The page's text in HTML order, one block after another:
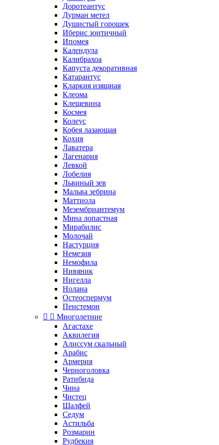
Доротеантус
Дурман метел
Душистый горошек
Иберис зонтичный
Ипомея
Календула
Калибрахоа
Капуста декоративная
Катарантус
Кларкия изящная
Клеома
Клещевина
Космея
Колеус
Кобея лазающая
Кохия
Лаватера
Лагенария
Левкой
Лобелия
Львиный зев
Мальва зебрина
Маттиола
Мезембриантемум
Мина лопастная
Мирабилис
Молочай
Настурция
Немезия
Немофила
Нивяник
Нигелла
Нолана
Остеоспермум
Пенстемон
  Многолетние
Агастахе
Аквилегия
Алиссум скальный
Арабис
Армерия
Черноголовка
Ратибида
Чина
Чистец
Шалфей
Седум
Астильба
Розмарин
Рудбекия